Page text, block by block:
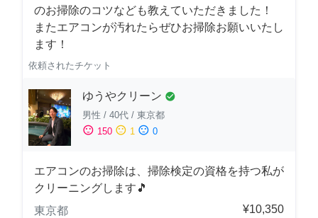
のお掃除のコツなども教えていただきました！
またエアコンが汚れたらぜひお掃除お願いいたし
ます！
依頼されたチケット
ゆうやクリーン check_circle
男性 / 40代 / 東京都
sentiment_satisfied 150 sentiment_neutral 1 sentiment_dissatisfied 0
エアコンのお掃除は、掃除検定の資格を持つ私が
クリーニングします🎵
東京都
¥10,350